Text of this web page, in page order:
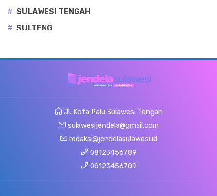
# SULAWESI TENGAH
# SULTENG
Jl. Kota Palu Sulawesi Tengah
sulawesijendela@gmail.com
redaksi@jendelasulawesi.id
08123456789
08123456789